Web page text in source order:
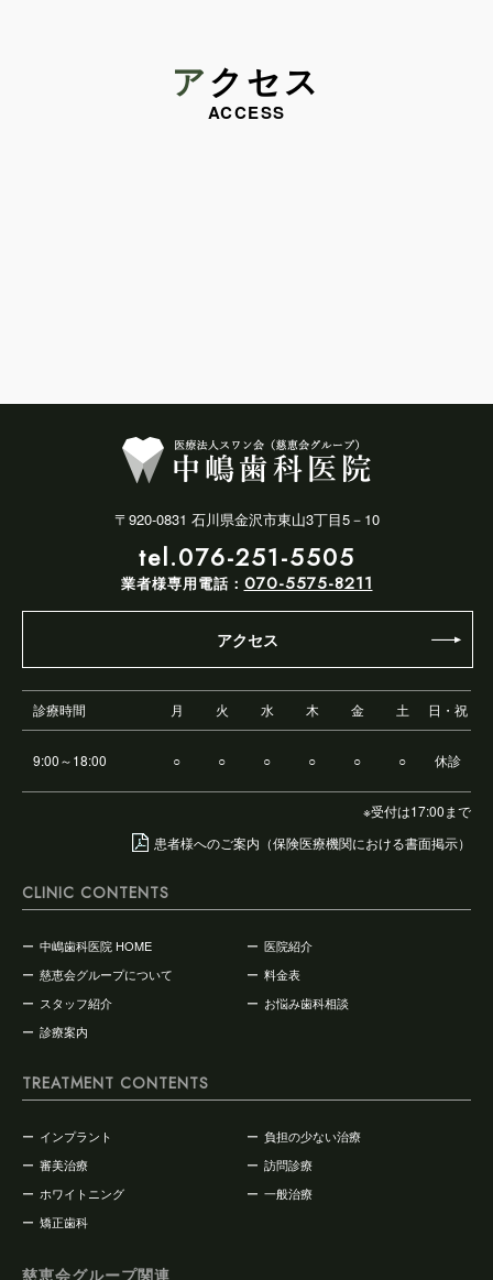
アクセス
ACCESS
〒920-0831 石川県金沢市東山3丁目5－10
tel.076-251-5505
業者様専用電話： 070-5575-8211
アクセス
診療時間 月 火 水 木 金 土 日・祝
※受付は17:00まで
患者様へのご案内（保険医療機関における書面掲示）
9:00～18:00 ○ ○ ○ ○ ○ ○ 休診
CLINIC CONTENTS
中嶋歯科医院 HOME
慈恵会グループについて
スタッフ紹介
診療案内
医院紹介
料金表
お悩み歯科相談
TREATMENT CONTENTS
インプラント
審美治療
ホワイトニング
矯正歯科
負担の少ない治療
訪問診療
一般治療
慈恵会グループ関連